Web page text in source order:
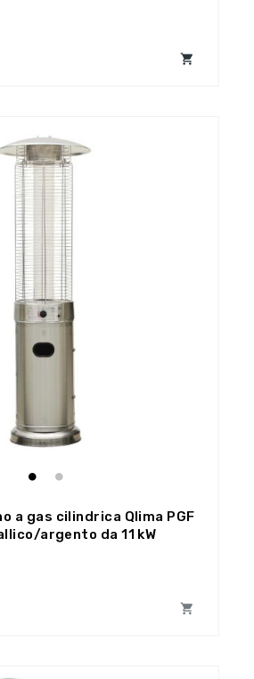

a gas cilindrica Qlima PGF
argento da 11 kW
